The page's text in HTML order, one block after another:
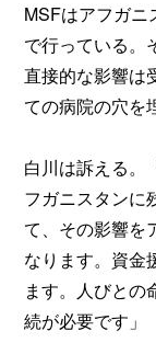
MSFはアフガニ
で行っている。
直接的な影響は
ての病院の穴を
白川は訴える。
フガニスタンに
て、その影響を
なります。資金
ます。人びとの
続が必要です」